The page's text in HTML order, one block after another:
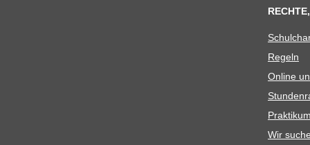
Regeln
Online
Wir